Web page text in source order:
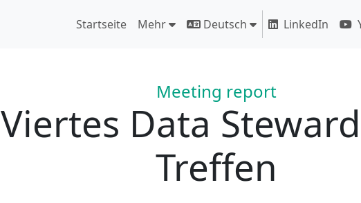
Startseite
Mehr Deutsch LinkedIn
Meeting report
:
Viertes Data
Treffen